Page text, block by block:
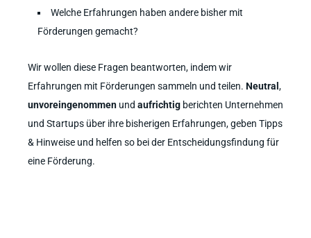
Welche Erfahrungen haben andere bisher mit
Förderungen gemacht?
Wir wollen diese Fragen beantworten, indem wir
Erfahrungen mit Förderungen sammeln und teilen. Neutral ,
unvoreingenommen und aufrichtig berichten Unternehmen
und Startups über ihre bisherigen Erfahrungen, geben Tipps
& Hinweise und helfen so bei der Entscheidungsfindung für
eine Förderung.